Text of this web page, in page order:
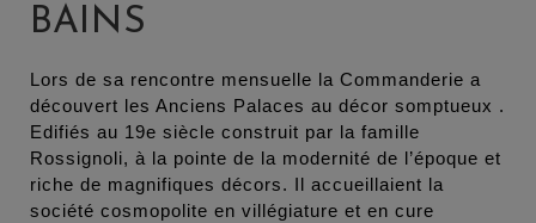
BAINS
Lors de sa rencontre mensuelle la Commanderie a
découvert les Anciens Palaces au décor somptueux .
Edifiés au 19e siècle construit par la famille
Rossignoli, à la pointe de la modernité de l’époque et
riche de magnifiques décors. Il accueillaient la
société cosmopolite en villégiature et en cure